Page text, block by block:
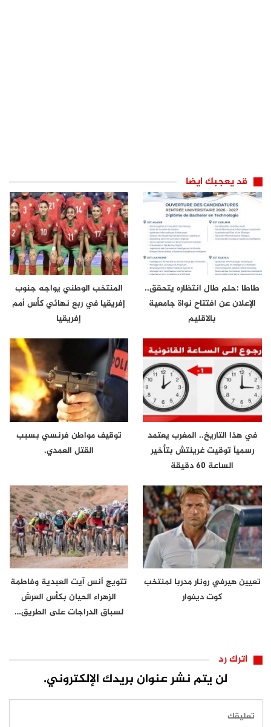
قد يعجبك ايضا
طاطا :حلم طال انتظاره يتحقق..
الإعلان عن افتتاح نواة جامعية
بالاقليم
المنتخب الوطني يواجه جنوب
إفريقيا في ربع نهائي كأس أمم
إفريقيا
في هذا التاريخ.. المغرب يعتمد
رسمياً توقيت غرينتش بتأخير
الساعة 60 دقيقة
توقيف مواطن فرنسي بسبب
القتل العمدي.
تعيين هيرفي رونار مدربا لمنتخب
كوت ديفوار
تتويج أنس آيت العبدية وفاطمة
الزهراء الحيان بكأس العرش
لسباق الدراجات على الطريق…
اترك رد
لن يتم نشر عنوان بريدك الإلكتروني.